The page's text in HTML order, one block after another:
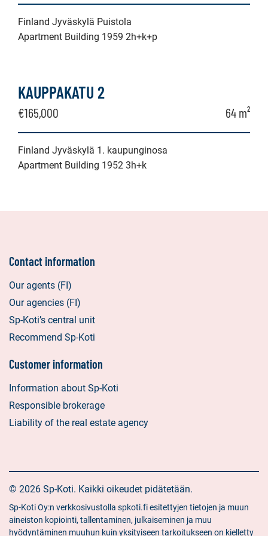
Finland Jyväskylä Puistola
Apartment Building 1959 2h+k+p
KAUPPAKATU 2
€165,000 64 m²
Finland Jyväskylä 1. kaupunginosa
Apartment Building 1952 3h+k
Contact information
Our agents (FI)
Our agencies (FI)
Sp-Koti’s central unit
Recommend Sp-Koti
Customer information
Information about Sp-Koti
Responsible brokerage
Liability of the real estate agency
© 2026 Sp-Koti. Kaikki oikeudet pidätetään.
Sp-Koti Oy:n verkkosivustolla spkoti.fi esitettyjen tietojen ja muun
aineiston kopiointi, tallentaminen, julkaiseminen ja muu
hyödyntäminen muuhun kuin yksityiseen tarkoitukseen on kielletty